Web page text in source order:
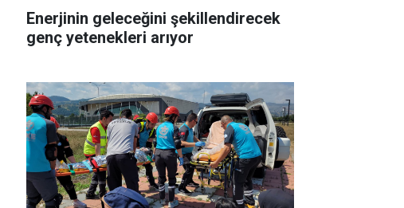
Enerjinin geleceğini şekillendirecek
genç yetenekleri arıyor